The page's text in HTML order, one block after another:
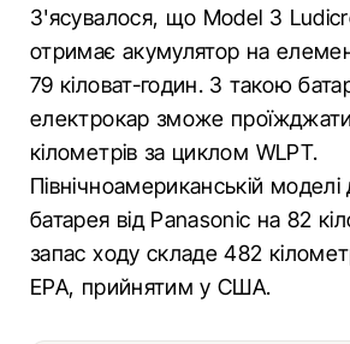
З'ясувалося, що Model 3
отримає акумулятор на
79 кіловат-годин. З такою
електрокар зможе
кілометрів за циклом WLPT.
Північноамериканській моделі
батарея від Panasonic на 82
запас ходу складе 482
EPA, прийнятим у США.